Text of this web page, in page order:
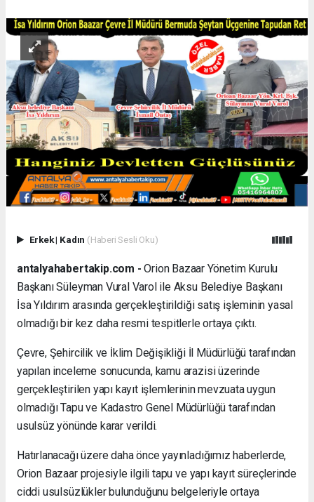
Erkek| Kadın (Haberi Sesli Oku)
antalyahabertakip.com - Orion Bazaar Yönetim Kurulu
Başkanı Süleyman Vural Varol ile Aksu Belediye Başkanı
İsa Yıldırım arasında gerçekleştirildiği satış işleminin yasal
olmadığı bir kez daha resmi tespitlerle ortaya çıktı.
Çevre, Şehircilik ve İklim Değişikliği İl Müdürlüğü tarafından
yapılan inceleme sonucunda, kamu arazisi üzerinde
gerçekleştirilen yapı kayıt işlemlerinin mevzuata uygun
olmadığı Tapu ve Kadastro Genel Müdürlüğü tarafından
usulsüz yönünde karar verildi.
Hatırlanacağı üzere daha önce yayınladığımız haberlerde,
Orion Bazaar projesiyle ilgili tapu ve yapı kayıt süreçlerinde
ciddi usulsüzlükler bulunduğunu belgeleriyle ortaya